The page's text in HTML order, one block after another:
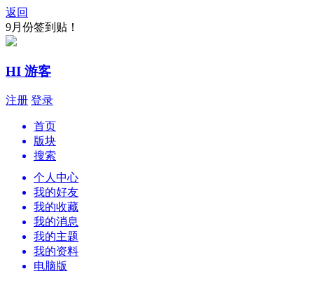
返回
9月份签到贴！
HI 游客
注册 登录
首页
版块
搜索
个人中心
我的好友
我的收藏
我的消息
我的主题
我的资料
电脑版